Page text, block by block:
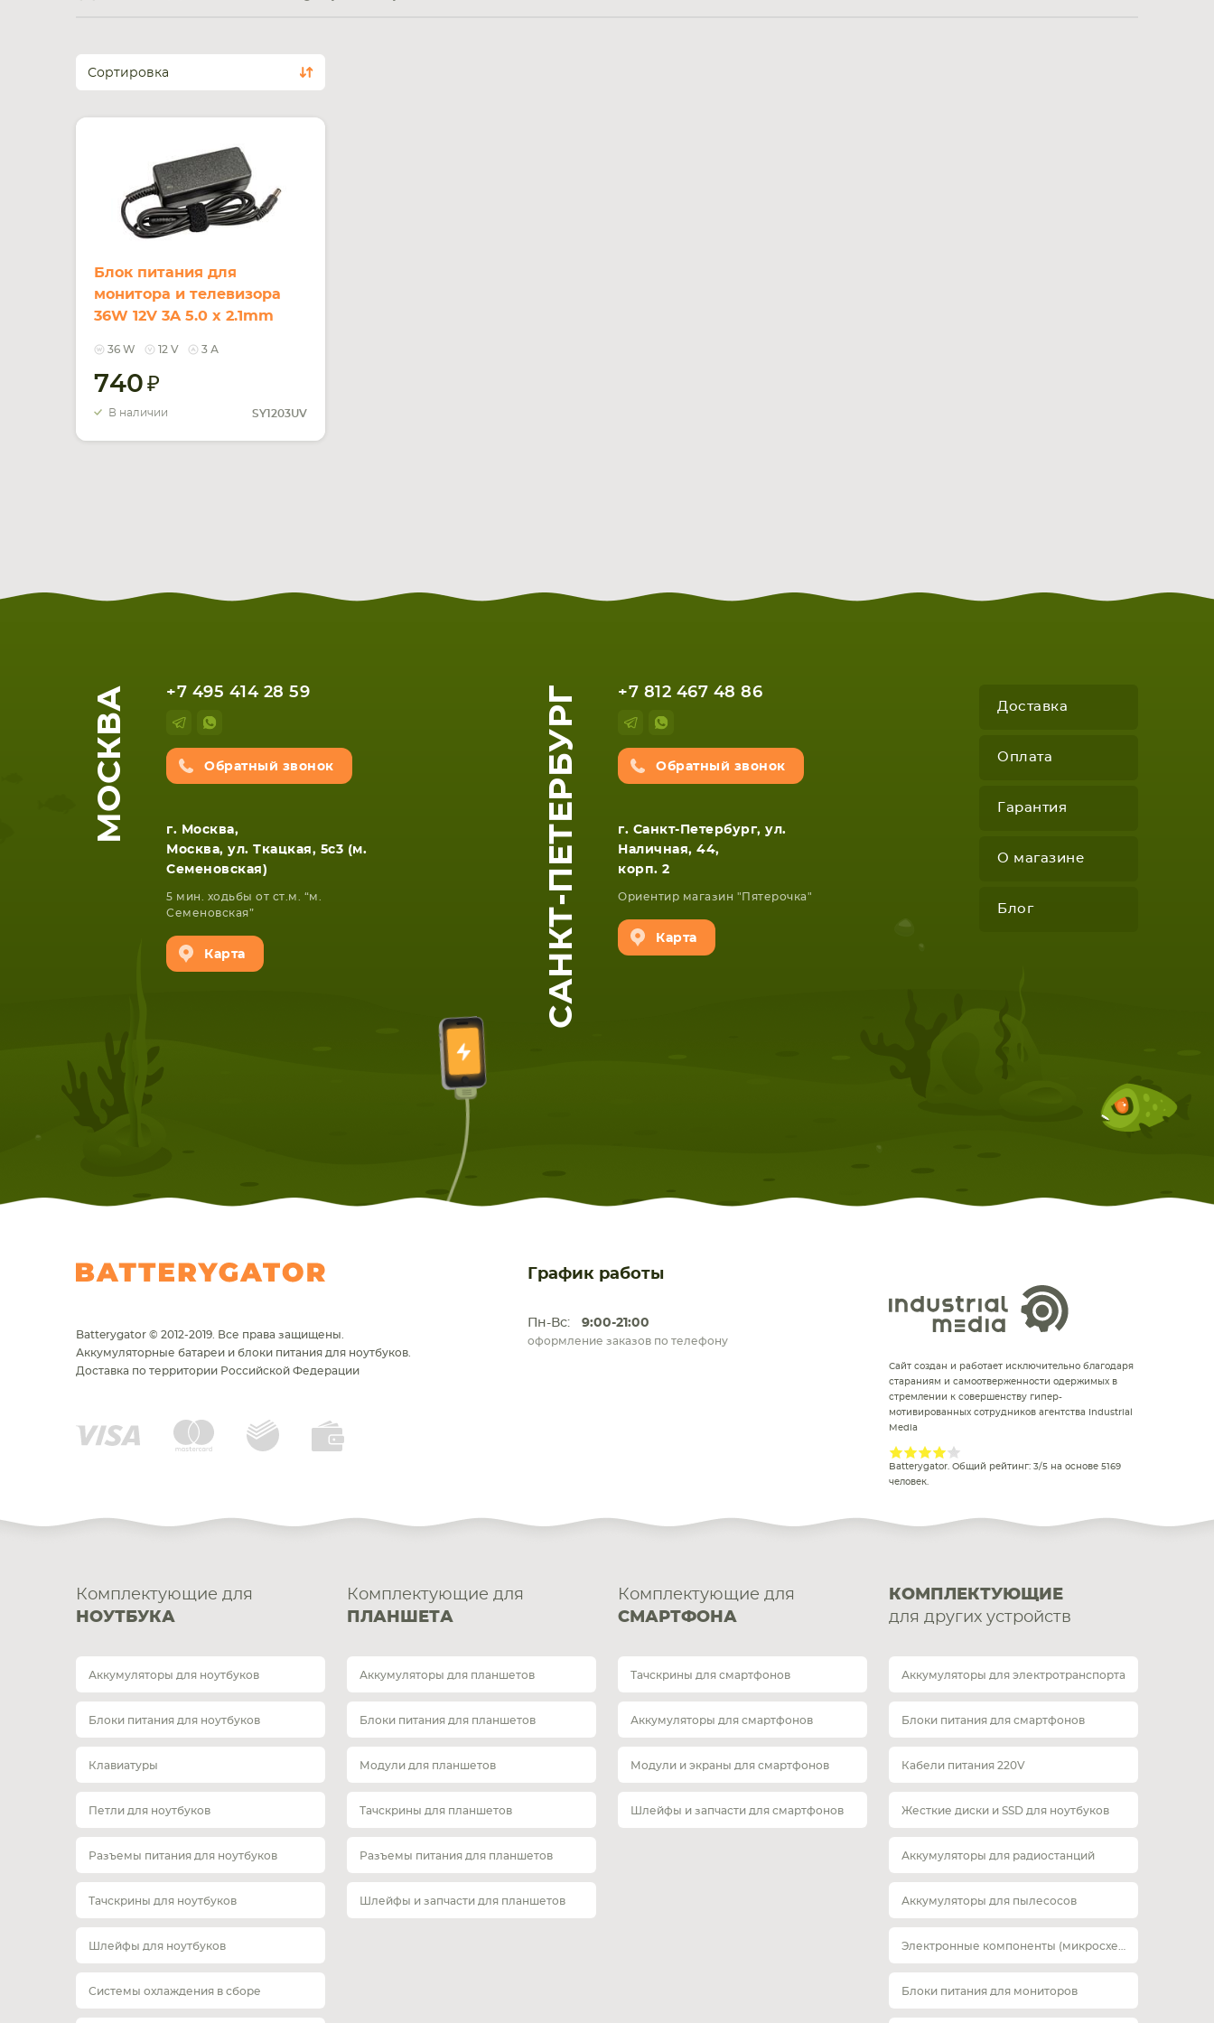
Сортировка
Блок питания для
монитора и телевизора
36W 12V 3A 5.0 x 2.1mm
36 W 12 V 3 А
740
В наличии SY1203UV
МОСКВА +7 495 414 28 59
Обратный звонок
г. Москва,
Москва, ул. Ткацкая, 5с3 (м.
Семеновская)
5 мин. ходьбы от ст.м. “м.
Семеновская”
Карта САНКТ-ПЕТЕРБУРГ +7 812 467 48 86
Обратный звонок
г. Санкт-Петербург, ул.
Наличная, 44,
корп. 2
Ориентир магазин "Пятерочка"
Карта
Доставка
Оплата
Гарантия
О магазине
Блог
График работы
Пн-Вс: 9:00-21:00
оформление заказов по телефону
Batterygator © 2012-2019. Все права защищены.
Аккумуляторные батареи и блоки питания для ноутбуков.
Доставка по территории Российской Федерации
Сайт создан и работает исключительно благодаря
стараниям и самоотверженности одержимых в
стремлении к совершенству гипер-
мотивированных сотрудников агентства Industrial
Media
Batterygator. Общий рейтинг: 3/5 на основе 5169
человек.
Комплектующие для
НОУТБУКА
Аккумуляторы для ноутбуков
Блоки питания для ноутбуков
Клавиатуры
Петли для ноутбуков
Разъемы питания для ноутбуков
Тачскрины для ноутбуков
Шлейфы для ноутбуков
Системы охлаждения в сборе
Комплектующие для
ПЛАНШЕТА
Аккумуляторы для планшетов
Блоки питания для планшетов
Модули для планшетов
Тачскрины для планшетов
Разъемы питания для планшетов
Шлейфы и запчасти для планшетов
Комплектующие для
СМАРТФОНА
Тачскрины для смартфонов
Аккумуляторы для смартфонов
Модули и экраны для смартфонов
Шлейфы и запчасти для смартфонов
КОМПЛЕКТУЮЩИЕ
для других устройств
Аккумуляторы для электротранспорта
Блоки питания для смартфонов
Кабели питания 220V
Жесткие диски и SSD для ноутбуков
Аккумуляторы для радиостанций
Аккумуляторы для пылесосов
Блоки питания для мониторов